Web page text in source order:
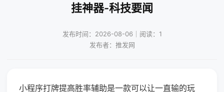
挂神器-科技要闻
发布时间：2026-08-06｜阅读：1
发布者：推发网
小程序打牌提高胜率辅助是一款可以让一直输的玩